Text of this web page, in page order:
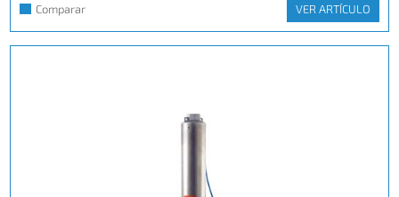
Comparar VER ARTÍCULO